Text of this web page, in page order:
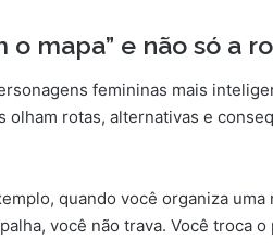
o mapa” e não só a
femininas mais
olham rotas, alternativas e
quando você organiza
você não trava. Você troca